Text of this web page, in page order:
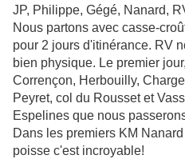
JP, Philippe, Gégé, Nanard,
Nous partons avec casse-
pour 2 jours d'itinérance. RV
bien physique. Le premier
Corrençon, Herbouilly,
Peyret, col du Rousset et
Espelines que nous
Dans les premiers KM
poisse c'est incroyable!